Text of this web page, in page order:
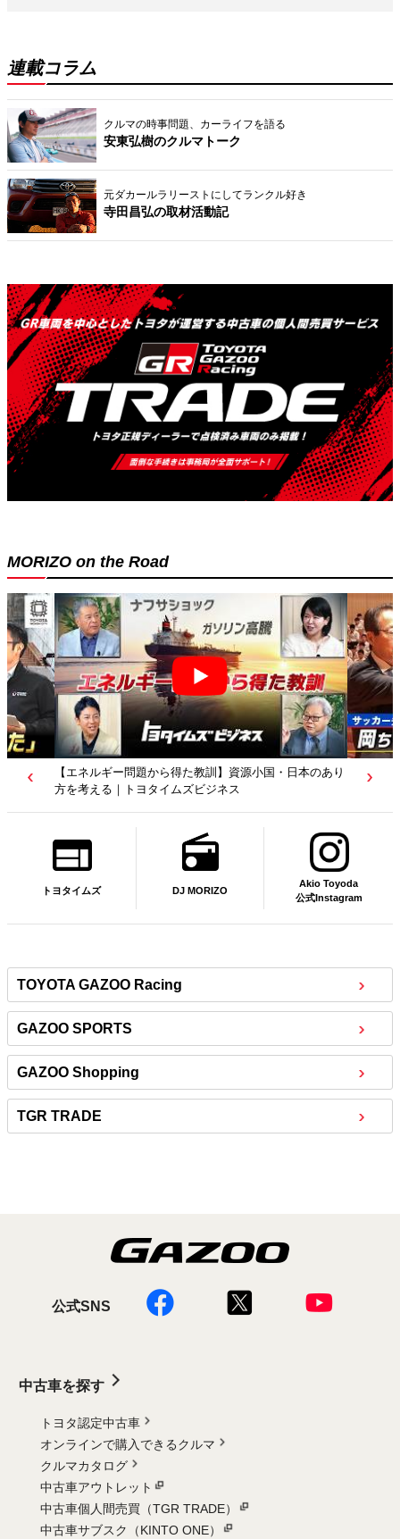
連載コラム
クルマの時事問題、カーライフを語る
安東弘樹のクルマトーク
元ダカールラリーストにしてランクル好き
寺田昌弘の取材活動記
MORIZO on the Road
【エネルギー問題から得た教訓】資源小国・日本のあり
方を考える｜トヨタイムズビジネス
トヨタイムズ DJ MORIZO
Akio Toyoda
公式Instagram
TOYOTA GAZOO Racing
GAZOO SPORTS
GAZOO Shopping
TGR TRADE
公式SNS
中古車を探す
トヨタ認定中古車
オンラインで購入できるクルマ
クルマカタログ
中古車アウトレット
中古車個人間売買（TGR TRADE）
中古車サブスク（KINTO ONE）